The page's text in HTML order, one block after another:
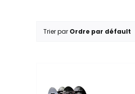
Trier par Ordre par défault